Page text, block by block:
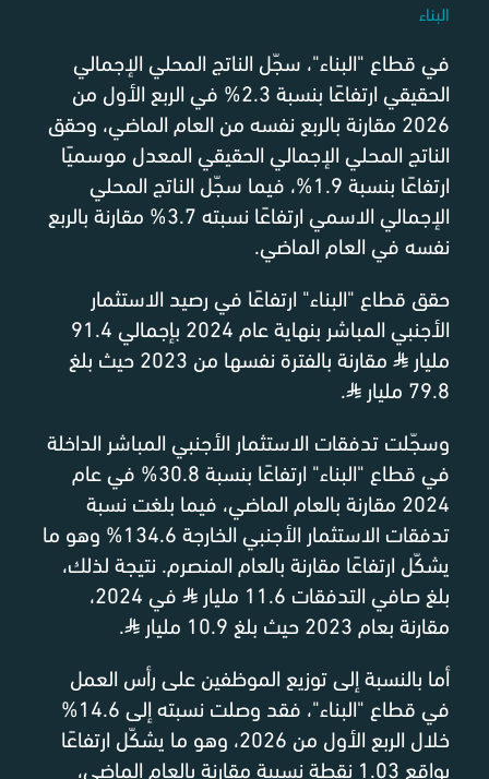
البناء
في قطاع "البناء"، سجّل الناتج المحلي الإجمالي
الحقيقي ارتفاعًا بنسبة 2.3% في الربع الأول من
2026 مقارنة بالربع نفسه من العام الماضي، وحقق
الناتج المحلي الإجمالي الحقيقي المعدل موسميًا
ارتفاعًا بنسبة 1.9%، فيما سجّل الناتج المحلي
الإجمالي الاسمي ارتفاعًا نسبته 3.7% مقارنة بالربع
نفسه في العام الماضي.
حقق قطاع "البناء" ارتفاعًا في رصيد الاستثمار
الأجنبي المباشر بنهاية عام 2024 بإجمالي 91.4
مليار ⃁
مقارنة بالفترة نفسها من 2023 حيث بلغ
79.8 مليار
⃁
.
وسجّلت تدفقات الاستثمار الأجنبي المباشر الداخلة
في قطاع "البناء" ارتفاعًا بنسبة 30.8% في عام
2024 مقارنة بالعام الماضي، فيما بلغت نسبة
تدفقات الاستثمار الأجنبي الخارجة 134.6% وهو ما
يشكّل ارتفاعًا مقارنة بالعام المنصرم. نتيجة لذلك،
بلغ صافي التدفقات 11.6 مليار
⃁
في 2024،
مقارنة بعام 2023 حيث بلغ 10.9 مليار
⃁
.
أما بالنسبة إلى توزيع الموظفين على رأس العمل
في قطاع "البناء"، فقد وصلت نسبته إلى 14.6%
خلال الربع الأول من 2026، وهو ما يشكّل ارتفاعًا
بواقع 1.03 نقطة نسبية مقارنة بالعام الماضي،